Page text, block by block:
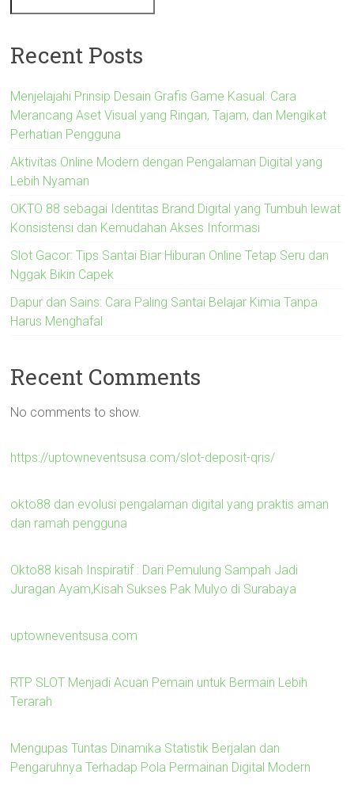
Recent Posts
Menjelajahi Prinsip Desain Grafis Game Kasual: Cara
Merancang Aset Visual yang Ringan, Tajam, dan Mengikat
Perhatian Pengguna
Aktivitas Online Modern dengan Pengalaman Digital yang
Lebih Nyaman
OKTO 88 sebagai Identitas Brand Digital yang Tumbuh lewat
Konsistensi dan Kemudahan Akses Informasi
Slot Gacor: Tips Santai Biar Hiburan Online Tetap Seru dan
Nggak Bikin Capek
Dapur dan Sains: Cara Paling Santai Belajar Kimia Tanpa
Harus Menghafal
Recent Comments
No comments to show.
https://uptowneventsusa.com/slot-deposit-qris/
okto88 dan evolusi pengalaman digital yang praktis aman
dan ramah pengguna
Okto88 kisah Inspiratif : Dari Pemulung Sampah Jadi
Juragan Ayam,Kisah Sukses Pak Mulyo di Surabaya
uptowneventsusa.com
RTP SLOT Menjadi Acuan Pemain untuk Bermain Lebih
Terarah
Mengupas Tuntas Dinamika Statistik Berjalan dan
Pengaruhnya Terhadap Pola Permainan Digital Modern